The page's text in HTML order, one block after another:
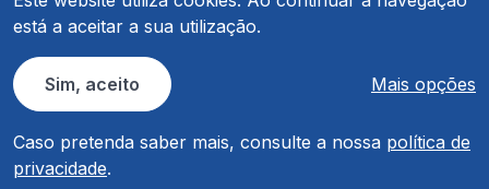
está a aceitar a sua utilização.
Sim, aceito Mais opções
Caso pretenda saber mais, consulte a nossa política de
privacidade.
© COMPETE 2030. Todos os direitos reservados.